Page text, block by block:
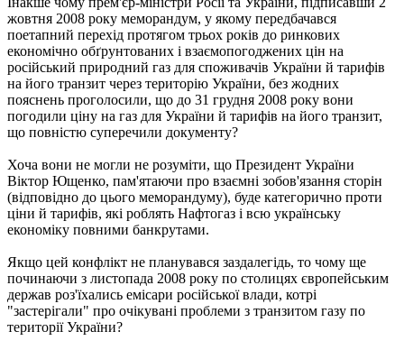
жовтня 2008 року меморандум, у якому передбачався
поетапний перехід протягом трьох років до ринкових
економічно обґрунтованих і взаємопогоджених цін на
російський природний газ для споживачів України й тарифів
на його транзит через територію України, без жодних
пояснень проголосили, що до 31 грудня 2008 року вони
погодили ціну на газ для України й тарифів на його транзит,
що повністю суперечили документу?
Хоча вони не могли не розуміти, що Президент України
Віктор Ющенко, пам'ятаючи про взаємні зобов'язання сторін
(відповідно до цього меморандуму), буде категорично проти
ціни й тарифів, які роблять Нафтогаз і всю українську
економіку повними банкрутами.
Якщо цей конфлікт не планувався заздалегідь, то чому ще
починаючи з листопада 2008 року по столицях європейським
держав роз'їхались емісари російської влади, котрі
"застерігали" про очікувані проблеми з транзитом газу по
території України?